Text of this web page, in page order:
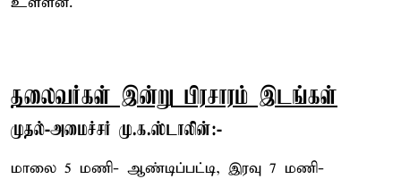
தலைவர்கள் இன்று பிரசாரம் இடங்கள்
முதல்-அமைச்சர் மு.க.ஸ்டாலின்:-
மாலை 5 மணி- ஆண்டிப்பட்டி, இரவு 7 மணி-